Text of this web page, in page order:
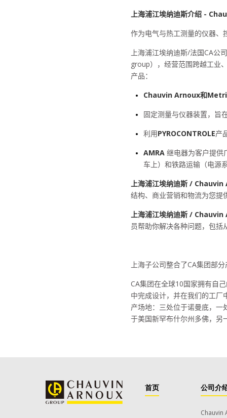
上海浦江埃纳迪斯介绍 -
作为电气与热工测量的仪器、
上海浦江埃纳迪斯/法国CA公
group），经营范围跨越工业
产品：
Chauvin Arnoux和
固定测量与仪器装置，旨
利用PYROCONTROLE产
AMRA 继电器为客户提供
车上）和铁路运输（电源
上海浦江埃纳迪斯 / Chauvin
结构、商业营销和物流为您提
上海浦江埃纳迪斯 / Chauvin
员帮助你解决各种问题，包
上海子公司整合了CA集团部
CA集团在全球10国家拥有自
中完成设计，并在我们的工
产场地：三处位于诺曼底，
于美国新罕布什尔州多佛，另
首页 公司介
Chauvin